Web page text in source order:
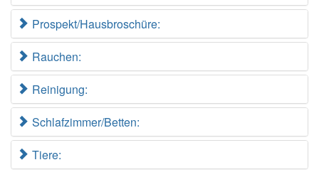
Prospekt/Hausbroschüre:
Rauchen:
Reinigung:
Schlafzimmer/Betten:
Tiere: